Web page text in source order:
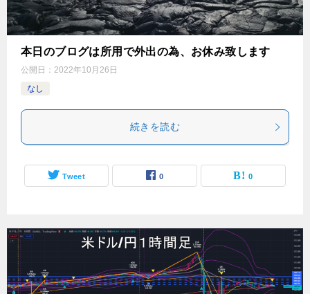
本日のブログは所用で外出の為、お休み致します
公開日： 2022年10月26日
なし
続きを読む
Tweet 0 0